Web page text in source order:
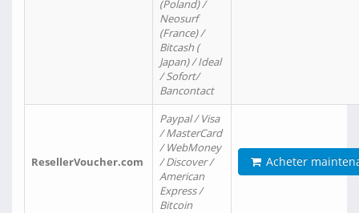
(Poland) /
Neosurf
(France) /
Bitcash (
Japan) / Ideal
/ Sofort/
Bancontact
ResellerVoucher.com
Paypal / Visa
/ MasterCard
/ WebMoney
/ Discover /
American
Express /
Bitcoin
Acheter